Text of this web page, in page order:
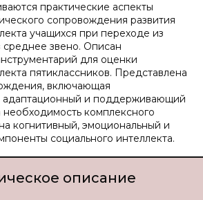
практические аспекты
сопровождения развития
учащихся при переходе из
звено. Описан
для оценки
пятиклассников. Представлена
включающая
адаптационный и поддерживающий
комплексного
когнитивный, эмоциональный и
социального интеллекта.
описание